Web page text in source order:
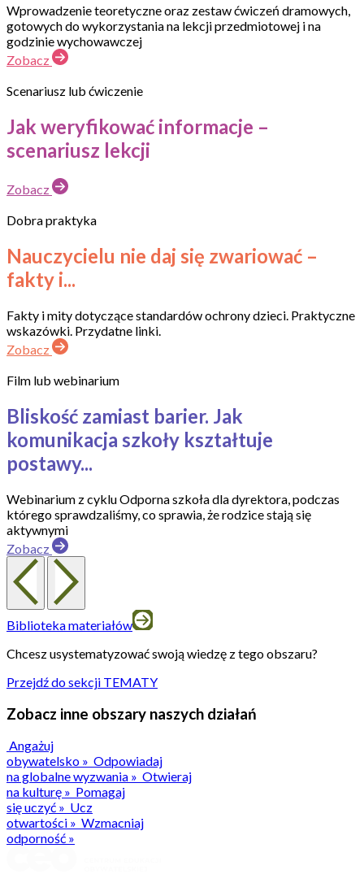
Wprowadzenie teoretyczne oraz zestaw ćwiczeń dramowych,
gotowych do wykorzystania na lekcji przedmiotowej i na
godzinie wychowawczej
Zobacz
Scenariusz lub ćwiczenie
Jak weryfikować informacje –
scenariusz lekcji
Zobacz
Dobra praktyka
Nauczycielu nie daj się zwariować –
fakty i...
Fakty i mity dotyczące standardów ochrony dzieci. Praktyczne
wskazówki. Przydatne linki.
Zobacz
Film lub webinarium
Bliskość zamiast barier. Jak
komunikacja szkoły kształtuje
postawy...
Webinarium z cyklu Odporna szkoła dla dyrektora, podczas
którego sprawdzaliśmy, co sprawia, że rodzice stają się
aktywnymi
Zobacz
Biblioteka materiałów
Chcesz usystematyzować swoją wiedzę z tego obszaru?
Przejdź do sekcji TEMATY
Zobacz inne obszary naszych działań
Angażuj
obywatelsko » Odpowiadaj
na globalne wyzwania » Otwieraj
na kulturę » Pomagaj
się uczyć » Ucz
otwartości » Wzmacniaj
odporność »